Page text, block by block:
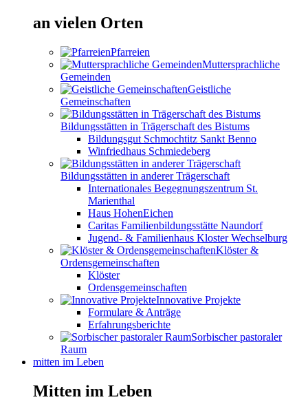
an vielen Orten
Pfarreien
Muttersprachliche
Gemeinden
Geistliche
Gemeinschaften
Bildungsstätten in Trägerschaft des Bistums
Bildungsgut Schmochtitz Sankt Benno
Winfriedhaus Schmiedeberg
Bildungsstätten in anderer Trägerschaft
Internationales Begegnungszentrum St.
Marienthal
Haus HohenEichen
Caritas Familienbildungsstätte Naundorf
Jugend- & Familienhaus Kloster Wechselburg
Klöster &
Ordensgemeinschaften
Klöster
Ordensgemeinschaften
Innovative Projekte
Formulare & Anträge
Erfahrungsberichte
Sorbischer pastoraler
Raum
mitten im Leben
Mitten im Leben